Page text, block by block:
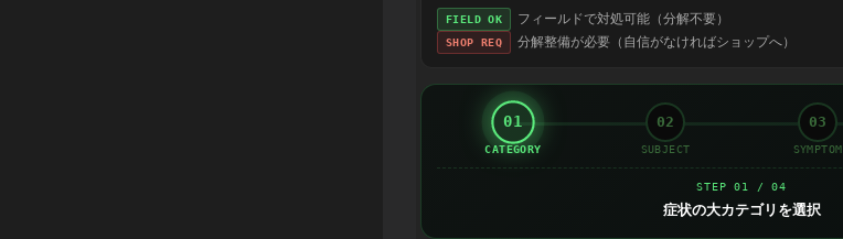
FIELD OK フィールドで対処可能（分解不要）
SHOP REQ 分解整備が必要（自信がなければショップへ）
01
CATEGORY
02
SUBJECT
03
SYMPTOM
STEP 01 / 04
症状の大カテゴリを選択